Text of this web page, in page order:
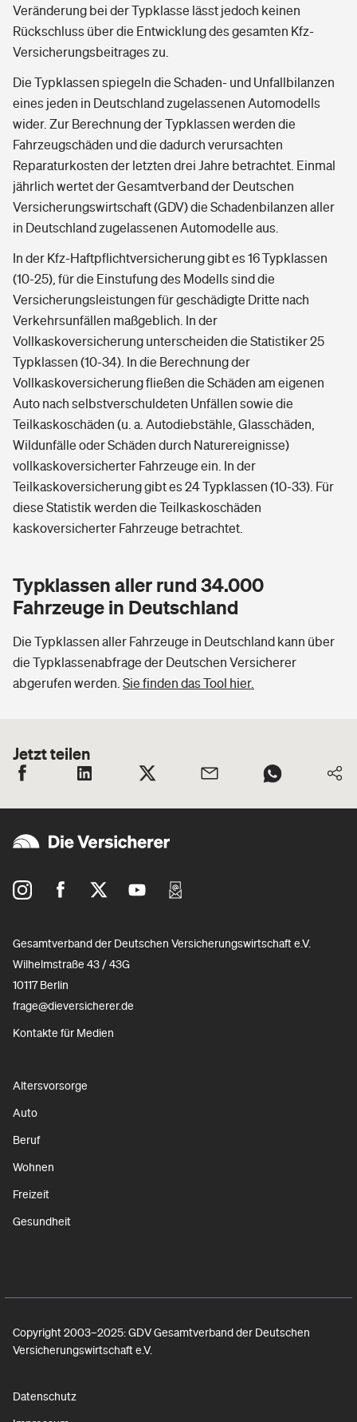
Veränderung bei der Typklasse lässt jedoch keinen
Rückschluss über die Entwicklung des gesamten Kfz-
Versicherungsbeitrages zu.
Die Typklassen spiegeln die Schaden- und Unfallbilanzen
eines jeden in Deutschland zugelassenen Automodells
wider. Zur Berechnung der Typklassen werden die
Fahrzeugschäden und die dadurch verursachten
Reparaturkosten der letzten drei Jahre betrachtet. Einmal
jährlich wertet der Gesamtverband der Deutschen
Versicherungswirtschaft (GDV) die Schadenbilanzen aller
in Deutschland zugelassenen Automodelle aus.
In der Kfz-Haftpflichtversicherung gibt es 16 Typklassen
(10-25), für die Einstufung des Modells sind die
Versicherungsleistungen für geschädigte Dritte nach
Verkehrsunfällen maßgeblich. In der
Vollkaskoversicherung unterscheiden die Statistiker 25
Typklassen (10-34). In die Berechnung der
Vollkaskoversicherung fließen die Schäden am eigenen
Auto nach selbstverschuldeten Unfällen sowie die
Teilkaskoschäden (u. a. Autodiebstähle, Glasschäden,
Wildunfälle oder Schäden durch Naturereignisse)
vollkaskoversicherter Fahrzeuge ein. In der
Teilkaskoversicherung gibt es 24 Typklassen (10-33). Für
diese Statistik werden die Teilkaskoschäden
kaskoversicherter Fahrzeuge betrachtet.
Typklassen aller rund 34.000
Fahrzeuge in Deutschland
Die Typklassen aller Fahrzeuge in Deutschland kann über
die Typklassenabfrage der Deutschen Versicherer
abgerufen werden. Sie finden das Tool hier.
Jetzt teilen
Gesamtverband der Deutschen Versicherungswirtschaft e.V.
Wilhelmstraße 43 / 43G
10117 Berlin
frage@dieversicherer.de
Kontakte für Medien
Altersvorsorge
Auto
Beruf
Wohnen
Freizeit
Gesundheit
Copyright 2003–2025: GDV Gesamtverband der Deutschen
Versicherungswirtschaft e.V.
Datenschutz